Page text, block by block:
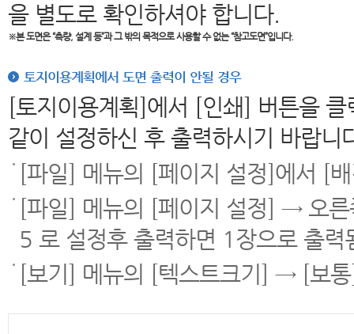
을 별도로 확인하셔야 합니다.
※본 도면은“측량, 설계 등”과 그 밖의 목적으로 사용할 수 없는 “참고도면”입니다.
토지이용계획에서 도면 출력이 안될 경우
[토지이용계획]에서 [인쇄] 버튼을
같이 설정하신 후 출력하시기 바랍니
[파일] 메뉴의 [페이지 설정]에서 [
[파일] 메뉴의 [페이지 설정] → 오
5 로 설정후 출력하면 1장으로 출력
[보기] 메뉴의 [텍스트크기] → [보